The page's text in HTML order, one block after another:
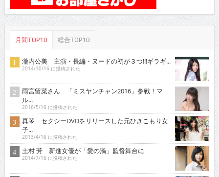
月間TOP10 総合TOP10
瀧内公美 主演・長編・ヌードの初が３つ!!!ギラギ...
2014/10/16 に投稿された
雨宮留菜さん 「ミスヤンチャン2016」参戦！マ
ル...
2016/5/16 に投稿された
真琴 セクシーDVDをリリースした元ひきこもり女
子...
2013/4/16 に投稿された
土村 芳 新進女優が「愛の渦」監督舞台に
2014/7/16 に投稿された